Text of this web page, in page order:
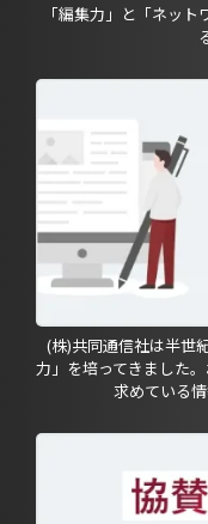
「編集力」と「ネッ
(株)共同通信社は半世
力」を培ってきました
求めている